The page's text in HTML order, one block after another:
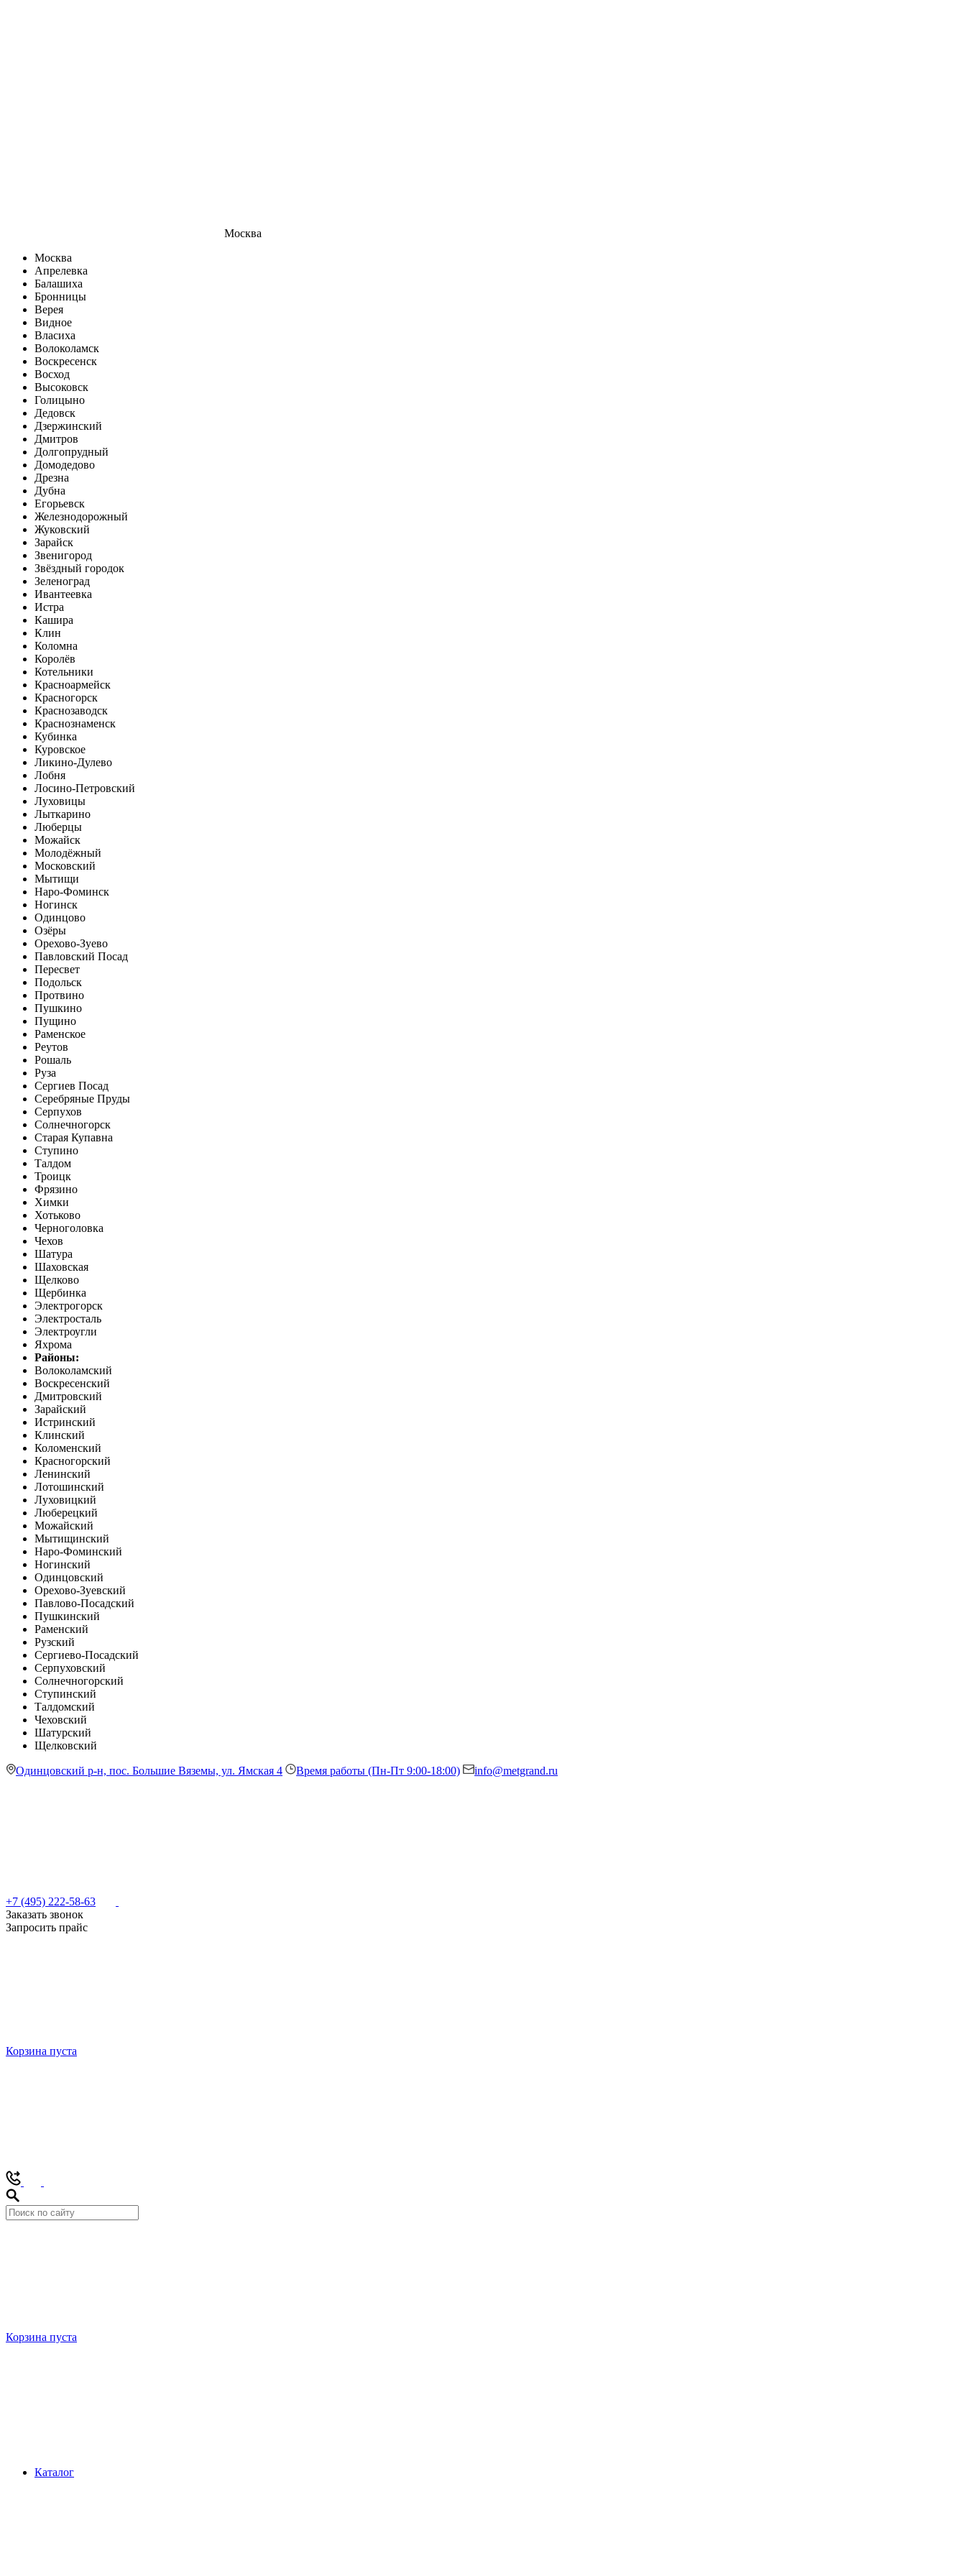
Москва
Москва
Апрелевка
Балашиха
Бронницы
Верея
Видное
Власиха
Волоколамск
Воскресенск
Восход
Высоковск
Голицыно
Дедовск
Дзержинский
Дмитров
Долгопрудный
Домодедово
Дрезна
Дубна
Егорьевск
Железнодорожный
Жуковский
Зарайск
Звенигород
Звёздный городок
Зеленоград
Ивантеевка
Истра
Кашира
Клин
Коломна
Королёв
Котельники
Красноармейск
Красногорск
Краснозаводск
Краснознаменск
Кубинка
Куровское
Ликино-Дулево
Лобня
Лосино-Петровский
Луховицы
Лыткарино
Люберцы
Можайск
Молодёжный
Московский
Мытищи
Наро-Фоминск
Ногинск
Одинцово
Озёры
Орехово-Зуево
Павловский Посад
Пересвет
Подольск
Протвино
Пушкино
Пущино
Раменское
Реутов
Рошаль
Руза
Сергиев Посад
Серебряные Пруды
Серпухов
Солнечногорск
Старая Купавна
Ступино
Талдом
Троицк
Фрязино
Химки
Хотьково
Черноголовка
Чехов
Шатура
Шаховская
Щелково
Щербинка
Электрогорск
Электросталь
Электроугли
Яхрома
Районы:
Волоколамский
Воскресенский
Дмитровский
Зарайский
Истринский
Клинский
Коломенский
Красногорский
Ленинский
Лотошинский
Луховицкий
Люберецкий
Можайский
Мытищинский
Наро-Фоминский
Ногинский
Одинцовский
Орехово-Зуевский
Павлово-Посадский
Пушкинский
Раменский
Рузский
Сергиево-Посадский
Серпуховский
Солнечногорский
Ступинский
Талдомский
Чеховский
Шатурский
Щелковский
Одинцовский р-н, пос. Большие Вяземы, ул. Ямская 4 Время работы (Пн-Пт 9:00-18:00) info@metgrand.ru
+7 (495) 222-58-63
Заказать звонок
Запросить прайс
Корзина пуста
Корзина пуста
Каталог